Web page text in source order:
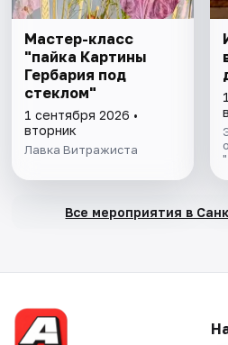
Мастер-класс
"пайка Картины
Гербария под
стеклом"
1 сентября 2026 •
вторник
Лавка Витражиста
Все мероприятия в